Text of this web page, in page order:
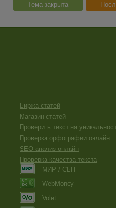
Тема закрыта
Биржа статей
Магазин статей
Проверить текст на
Проверка орфографии онлайн
SEO анализ онлайн
Проверка качества текста
МИР / СБП
WebMoney
Volet